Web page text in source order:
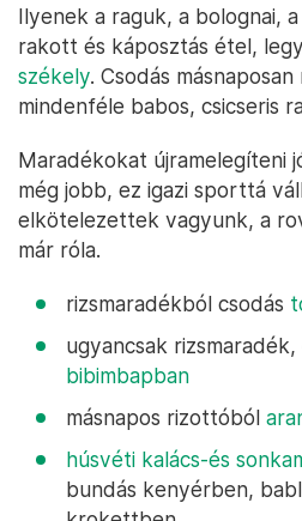
Ilyenek a raguk, a bolognai,
rakott és káposztás étel,
székely. Csodás
mindenféle babos, csicseris
Maradékokat újramelegíteni
még jobb, ez igazi sporttá
elkötelezettek vagyunk, a
már róla.
rizsmaradékból csodás
ugyancsak
bibimbapban
másnapos rizottóból
húsvéti kalács-és
bundás kenyérben,